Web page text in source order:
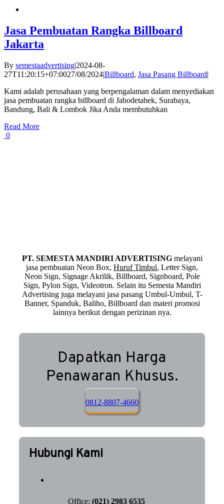
Jasa Pembuatan Rangka Billboard
Jakarta
By semestaadvertising|2024-08-
27T11:20:15+07:0027/08/2024|Billboard, Jasa Pasang Billboard|
Kami adalah perusahaan yang berpengalaman dalam menyediakan
jasa pembuatan rangka billboard di Jabodetabek, Surabaya,
Bandung, Bali & Lombok Jika Anda membutuhkan
Read More
0
PT. SEMESTA MANDIRI ADVERTISINGmelayani
jasa pembuatan Neon Box, Huruf Timbul, Letter Sign,
Neon Sign, Signage Akrilik, Billboard, Signboard, Pole
Sign, Pylon Sign, Videotron. Selain itu Semesta Mandiri
Advertising juga melayani jasa pasang Umbul-Umbul, T-
Banner, Spanduk, Baliho, Billboard dan materi promosi
lainnya berikut dengan perizinan nya.
Dapatkan Harga
Penawaran Khusus.
0812-8807-4660
Hubungi Kami
Office:(021) 2983 6535